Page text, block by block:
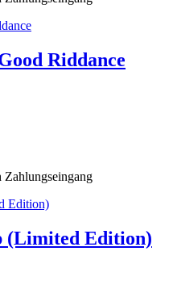
Riddance
Zahlungseingang
(Limited Edition)